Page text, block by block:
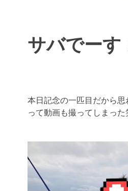
サバでーす
本日記念の一匹目だから
って動画も撮ってしまった